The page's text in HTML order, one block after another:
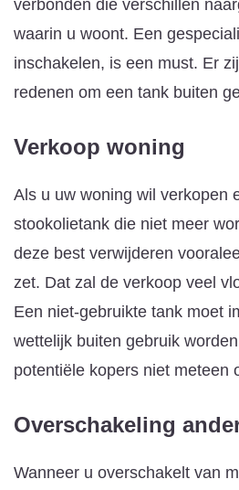
verbonden die verschillen
waarin u woont. Een
inschakelen, is een must. Er
redenen om een tank buiten
Verkoop woning
Als u uw woning wil verkopen
stookolietank die niet meer
deze best verwijderen
zet. Dat zal de verkoop veel
Een niet-gebruikte tank moet
wettelijk buiten gebruik
potentiële kopers niet meteen
Overschakeling
Wanneer u overschakelt van